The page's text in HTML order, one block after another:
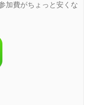
加費がちょっと安くな